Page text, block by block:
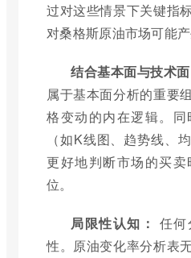
过对这些情景下关键指
对桑格斯原油市场可能产
结合基本面与技术面
属于基本面分析的重要
格变动的内在逻辑。
（如K线图、趋势线、
更好地判断市场的买
位。
局限性认知： 任
性。原油变化率分析表